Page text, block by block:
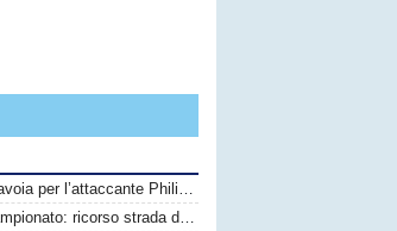
Monopoli, interesse del Savoia per l’attaccante Philip Yeboah
Esclusione Fasano dal campionato: ricorso strada difficile, calciatori in fuga